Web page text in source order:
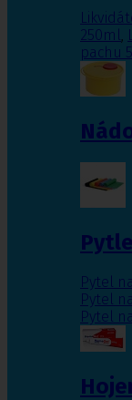
250ml,
pachu
Pytel
Pytel
Pytel